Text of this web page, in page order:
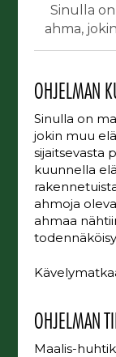
Sinulla
ahma,
OHJELMAN
Sinulla on
jokin muu
sijaitsevasta
kuunnella
ahmoja
ahmaa
OHJELMAN
Maalis-